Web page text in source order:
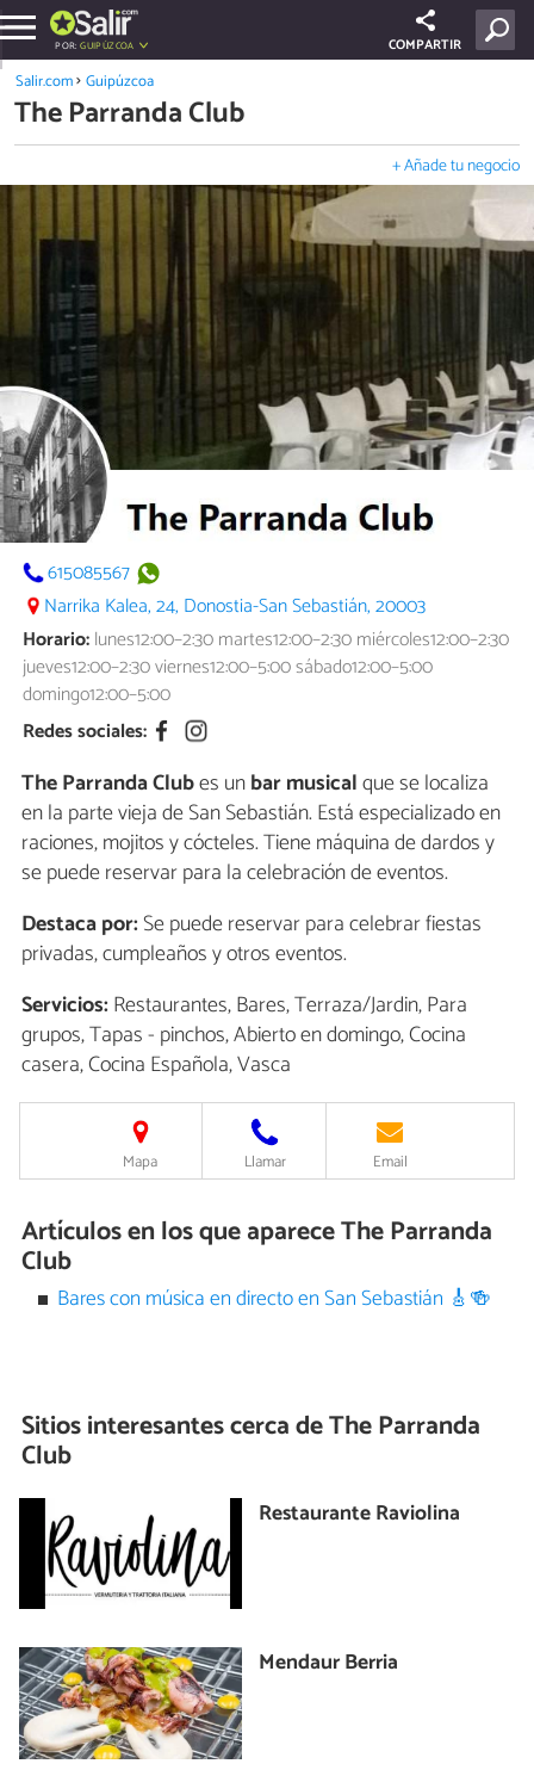
POR:GUIPÚZCOA COMPARTIR
Salir.com Guipúzcoa
The Parranda Club
+ Añade tu negocio
615085567
Narrika Kalea, 24, Donostia-San Sebastián, 20003
Horario:lunes12:00–2:30 martes12:00–2:30 miércoles12:00–2:30
jueves12:00–2:30 viernes12:00–5:00 sábado12:00–5:00
domingo12:00–5:00
Redes sociales:
The Parranda Clubes unbar musicalque se localiza
en la parte vieja de San Sebastián. Está especializado en
raciones, mojitos y cócteles. Tiene máquina de dardos y
se puede reservar para la celebración de eventos.
Destaca por:Se puede reservar para celebrar fiestas
privadas, cumpleaños y otros eventos.
Servicios:Restaurantes, Bares, Terraza/Jardin, Para
grupos, Tapas - pinchos, Abierto en domingo, Cocina
casera, Cocina Española, Vasca
Mapa Llamar Email
Artículos en los que aparece The Parranda
Club
Bares con música en directo en San Sebastián 🎸🍻
Sitios interesantes cerca deThe Parranda
Club
Restaurante Raviolina
Mendaur Berria